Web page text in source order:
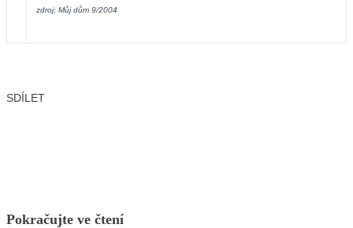
zdroj: Můj dům 9/2004
SDÍLET
Pokračujte ve čtení